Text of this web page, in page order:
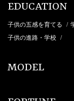
EDUCATION
子供の五感を育てる /
子供の進路・学校 /
MODEL